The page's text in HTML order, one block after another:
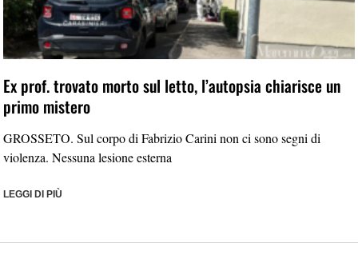
Ex prof. trovato morto sul letto, l’autopsia chiarisce un
primo mistero
GROSSETO. Sul corpo di Fabrizio Carini non ci sono segni di
violenza. Nessuna lesione esterna
LEGGI DI PIÙ